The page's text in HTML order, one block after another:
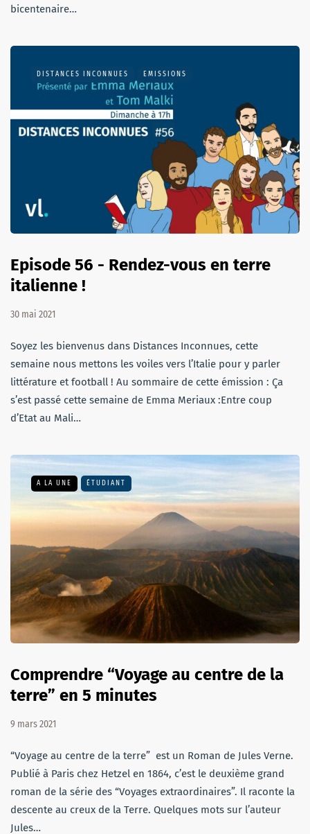
bicentenaire…
DISTANCES INCONNUES EMISSIONS
Episode 56 - Rendez-vous en terre
italienne !
30 mai 2021
Soyez les bienvenus dans Distances Inconnues, cette
semaine nous mettons les voiles vers l’Italie pour y parler
littérature et football ! Au sommaire de cette émission : Ça
s’est passé cette semaine de Emma Meriaux :Entre coup
d’Etat au Mali…
A LA UNE ÉTUDIANT
Comprendre “Voyage au centre de la
terre” en 5 minutes
9 mars 2021
“Voyage au centre de la terre” est un Roman de Jules Verne.
Publié à Paris chez Hetzel en 1864, c’est le deuxième grand
roman de la série des “Voyages extraordinaires”. Il raconte la
descente au creux de la Terre. Quelques mots sur l’auteur
Jules…